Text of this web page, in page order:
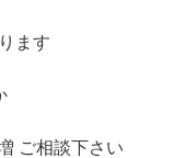
ます
ご相談下さい